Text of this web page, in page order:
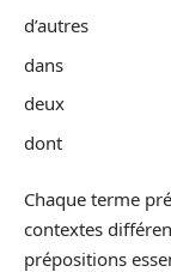
d’autres
dans
deux
dont
Chaque terme
contextes
prépositions